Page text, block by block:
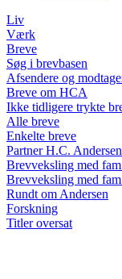
Liv
Værk
Breve
Søg i brevbasen
Afsendere og
Breve om HCA
Ikke tidligere trykte
Alle breve
Enkelte breve
Partner H.C.
Brevveksling med
Brevveksling med
Rundt om Andersen
Forskning
Titler oversat